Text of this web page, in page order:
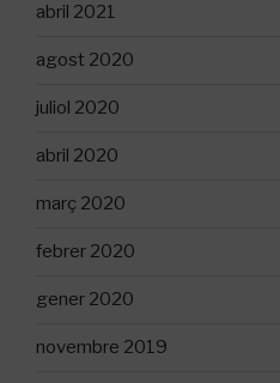
abril 2021
agost 2020
juliol 2020
abril 2020
març 2020
febrer 2020
gener 2020
novembre 2019